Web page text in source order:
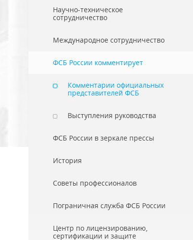
Научно-техническое
сотрудничество
Международное сотрудничество
ФСБ России комментирует
Комментарии официальных
представителей ФСБ
Выступления руководства
ФСБ России в зеркале прессы
История
Советы профессионалов
Пограничная служба ФСБ России
Центр по лицензированию,
сертификации и защите